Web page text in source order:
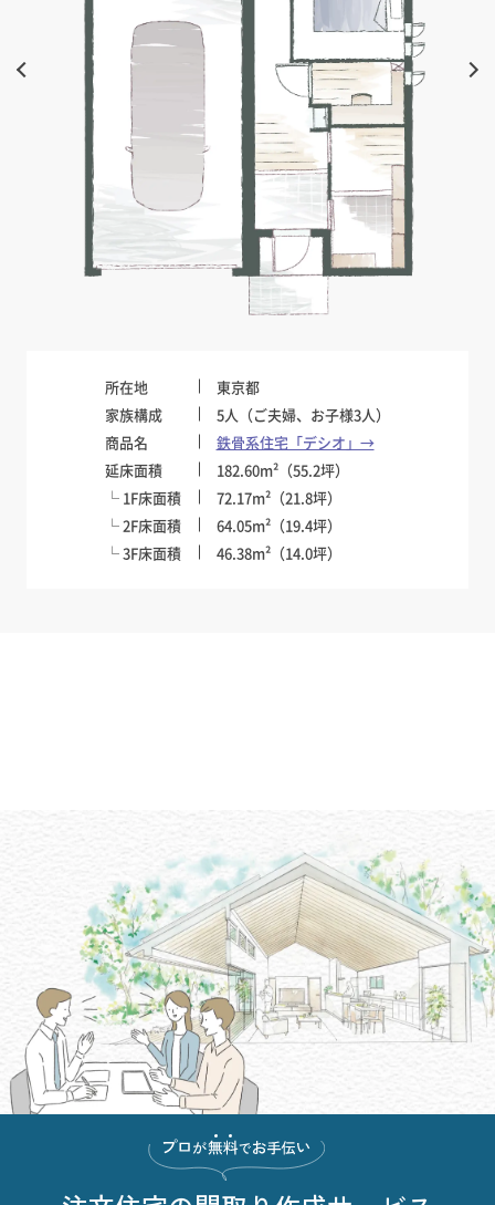
所在地
東京都
家族構成
5人（ご夫婦、お子様3人）
商品名
鉄骨系住宅「デシオ」→
延床面積
182.60m²（55.2坪）
└ 1F床面積
72.17m²（21.8坪）
└ 2F床面積
64.05m²（19.4坪）
└ 3F床面積
46.38m²（14.0坪）